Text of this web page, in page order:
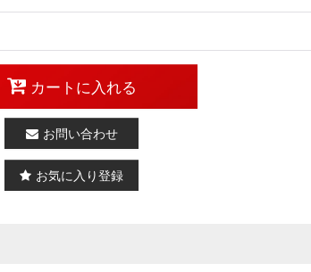
カートに入れる
お問い合わせ
お気に入り登録